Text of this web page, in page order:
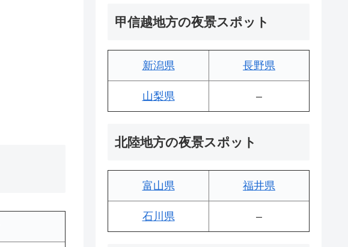
甲信越地方の夜景スポット
新潟県 長野県
山梨県 –
北陸地方の夜景スポット
富山県 福井県
石川県 –